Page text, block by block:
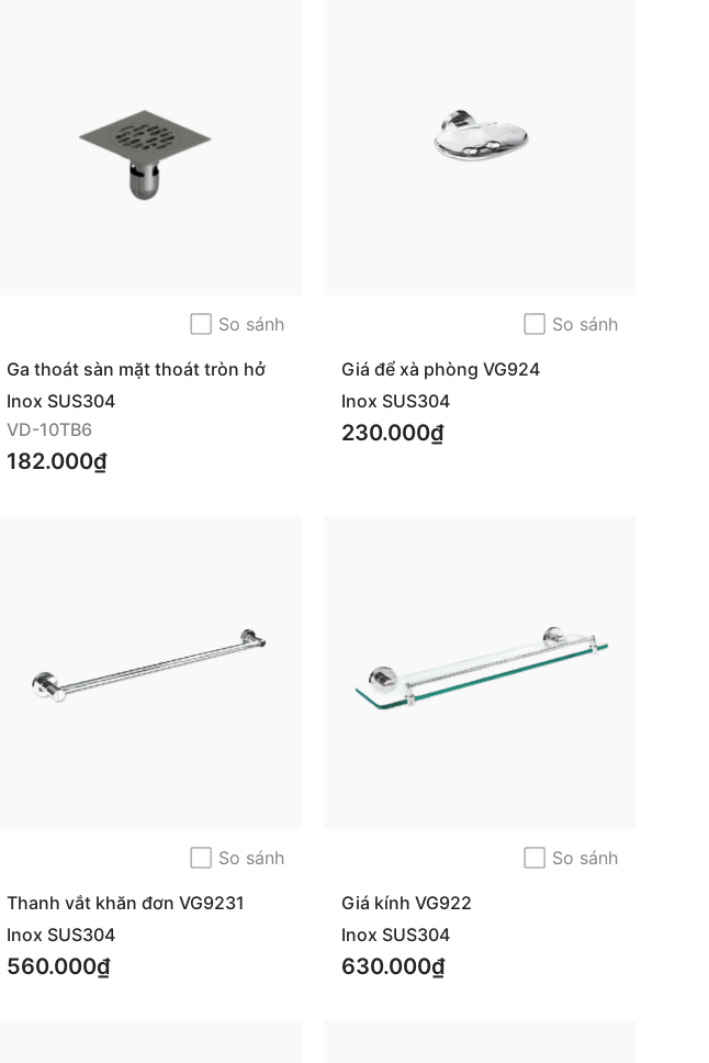
So sánh
Ga thoát sàn mặt thoát tròn hở
Inox SUS304
VD-10TB6
182.000₫
So sánh
Giá để xà phòng VG924
Inox SUS304
230.000₫
So sánh
Thanh vắt khăn đơn VG9231
Inox SUS304
560.000₫
So sánh
Giá kính VG922
Inox SUS304
630.000₫